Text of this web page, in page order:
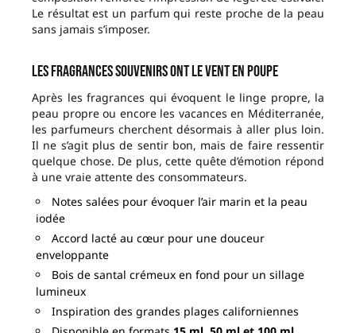
Le résultat est un parfum qui reste proche de la peau
sans jamais s’imposer.
Les fragrances souvenirs ont le vent en poupe
Après les fragrances qui évoquent le linge propre, la
peau propre ou encore les vacances en Méditerranée,
les parfumeurs cherchent désormais à aller plus loin.
Il ne s’agit plus de sentir bon, mais de faire ressentir
quelque chose. De plus, cette quête d’émotion répond
à une vraie attente des consommateurs.
Notes salées pour évoquer l’air marin et la peau
iodée
Accord lacté au cœur pour une douceur
enveloppante
Bois de santal crémeux en fond pour un sillage
lumineux
Inspiration des grandes plages californiennes